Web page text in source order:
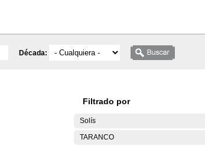
Década:
Filtrado por
Solís
TARANCO